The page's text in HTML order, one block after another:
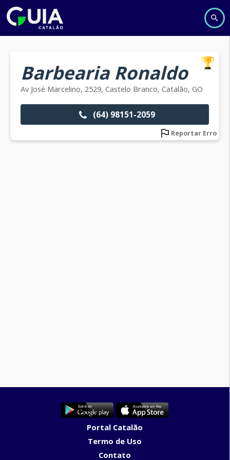
Barbearia Ronaldo
Av José Marcelino, 2529, Castelo Branco, Catalão, GO
(64) 98151-2059
Reportar Erro
Portal Catalão
Termo de Uso
Contato